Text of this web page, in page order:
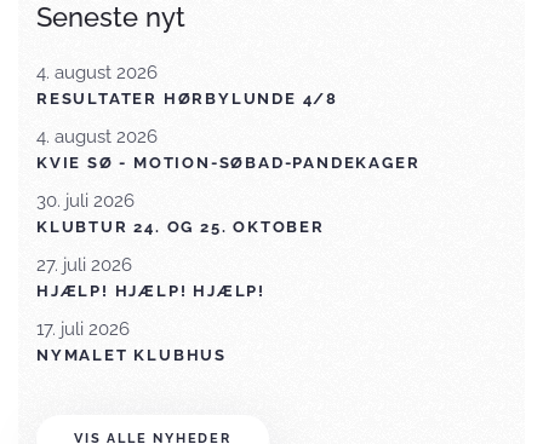
Seneste nyt
4. august 2026
RESULTATER HØRBYLUNDE 4/8
4. august 2026
KVIE SØ - MOTION-SØBAD-PANDEKAGER
30. juli 2026
KLUBTUR 24. OG 25. OKTOBER
27. juli 2026
HJÆLP! HJÆLP! HJÆLP!
17. juli 2026
NYMALET KLUBHUS
VIS ALLE NYHEDER